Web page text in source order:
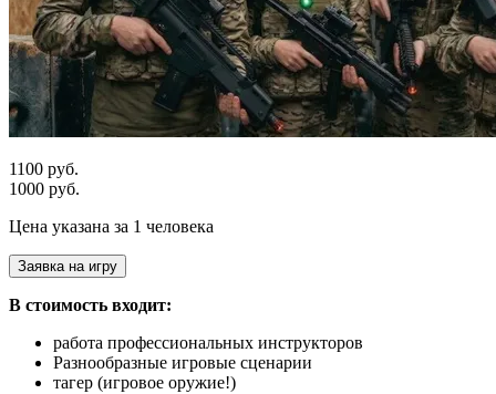
1100 руб.
1000 руб.
Цена указана за 1 человека
Заявка на игру
В стоимость входит:
работа профессиональных инструкторов
Разнообразные игровые сценарии
тагер (игровое оружие!)